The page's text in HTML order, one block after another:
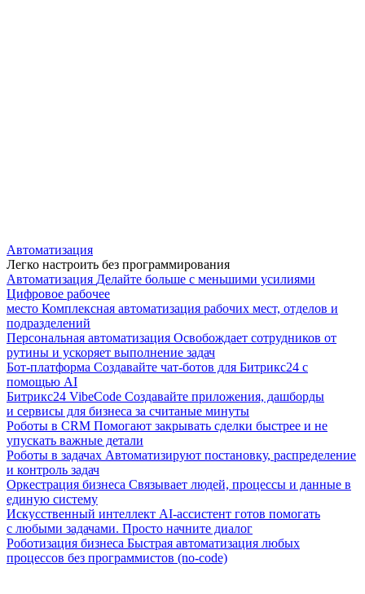
Автоматизация
Легко настроить без программирования
Автоматизация Делайте больше с меньшими усилиями
Цифровое рабочее
место Комплексная автоматизация рабочих мест, отделов и
подразделений
Персональная автоматизация Освобождает сотрудников от
рутины и ускоряет выполнение задач
Бот-платформа Создавайте чат-ботов для Битрикс24 с
помощью AI
Битрикс24 VibeCode Создавайте приложения, дашборды
и сервисы для бизнеса за считаные минуты
Роботы в CRM Помогают закрывать сделки быстрее и не
упускать важные детали
Роботы в задачах Автоматизируют постановку, распределение
и контроль задач
Оркестрация бизнеса Связывает людей, процессы и данные в
единую систему
Искусственный интеллект AI-ассистент готов помогать
с любыми задачами. Просто начните диалог
Роботизация бизнеса Быстрая автоматизация любых
процессов без программистов (no-code)